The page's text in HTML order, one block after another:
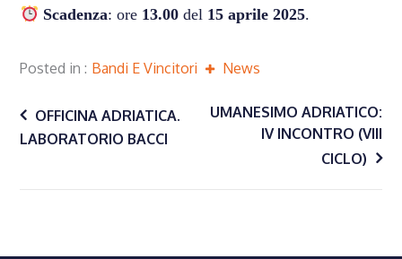
Scadenza: ore 13.00del 15 aprile 2025.
Posted in Bandi E Vincitori News
Navigazione
OFFICINA ADRIATICA.
LABORATORIO BACCI
UMANESIMO ADRIATICO:
IV INCONTRO (VIII
CICLO)